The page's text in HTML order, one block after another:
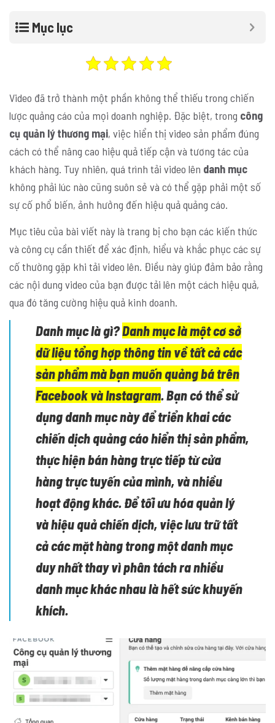
Mục lục
Video đã trở thành một phần không thể thiếu trong chiến
lược quảng cáo của mọi doanh nghiệp. Đặc biệt, trong công
cụ quản lý thương mại, việc hiển thị video sản phẩm đúng
cách có thể nâng cao hiệu quả tiếp cận và tương tác của
khách hàng. Tuy nhiên, quá trình tải video lên danh mục
không phải lúc nào cũng suôn sẻ và có thể gặp phải một số
sự cố phổ biến, ảnh hưởng đến hiệu quả quảng cáo.
Mục tiêu của bài viết này là trang bị cho bạn các kiến thức
và công cụ cần thiết để xác định, hiểu và khắc phục các sự
cố thường gặp khi tải video lên. Điều này giúp đảm bảo rằng
các nội dung video của bạn được tải lên một cách hiệu quả,
qua đó tăng cường hiệu quả kinh doanh.
Danh mục là gì?Danh mục là một cơ sở
dữ liệu tổng hợp thông tin về tất cả các
sản phẩm mà bạn muốn quảng bá trên
Facebook và Instagram. Bạn có thể sử
dụng danh mục này để triển khai các
chiến dịch quảng cáo hiển thị sản phẩm,
thực hiện bán hàng trực tiếp từ cửa
hàng trực tuyến của mình, và nhiều
hoạt động khác. Để tối ưu hóa quản lý
và hiệu quả chiến dịch, việc lưu trữ tất
cả các mặt hàng trong một danh mục
duy nhất thay vì phân tách ra nhiều
danh mục khác nhau là hết sức khuyến
khích.